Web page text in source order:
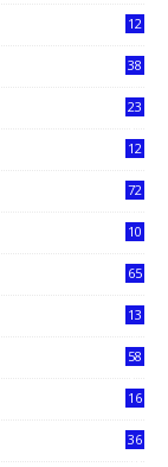
12
38
23
12
72
10
65
13
58
16
36